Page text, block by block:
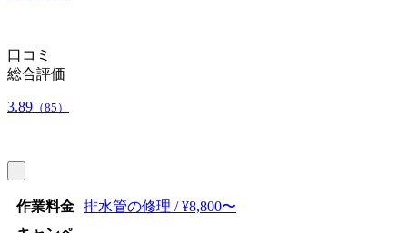
口コミ
総合評価
3.89 （85）
作業料金
排水管の修理 / ¥8,800〜